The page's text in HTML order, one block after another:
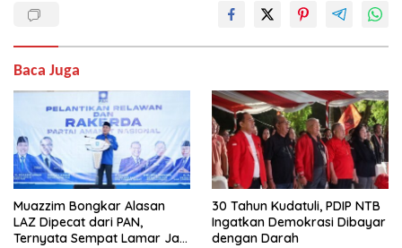
Baca Juga
Muazzim Bongkar Alasan
LAZ Dipecat dari PAN,
Ternyata Sempat Lamar Jadi
30 Tahun Kudatuli, PDIP NTB
Ingatkan Demokrasi Dibayar
dengan Darah